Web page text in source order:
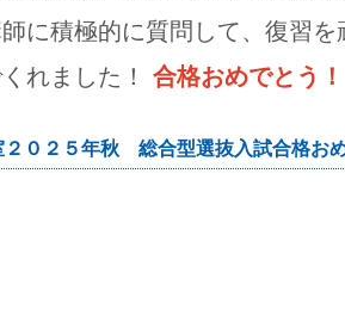
に積極的に質問して、復習
れました！ 合格おめでとう！
０２５年秋 総合型選抜入試合格お